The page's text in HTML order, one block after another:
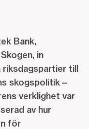
Bank,
in
till
skogspolitik –
verklighet var
av hur
för